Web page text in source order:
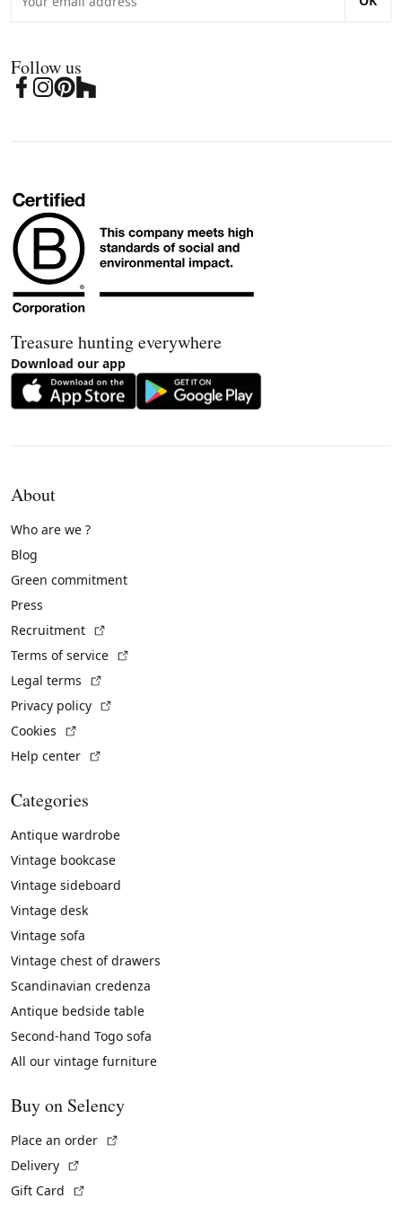
Follow us
Treasure hunting everywhere
Download our app
About
Who are we ?
Blog
Green commitment
Press
Recruitment
Terms of service
Legal terms
Privacy policy
Cookies
Help center
Categories
Antique wardrobe
Vintage bookcase
Vintage sideboard
Vintage desk
Vintage sofa
Vintage chest of drawers
Scandinavian credenza
Antique bedside table
Second-hand Togo sofa
All our vintage furniture
Buy on Selency
Place an order
Delivery
Gift Card